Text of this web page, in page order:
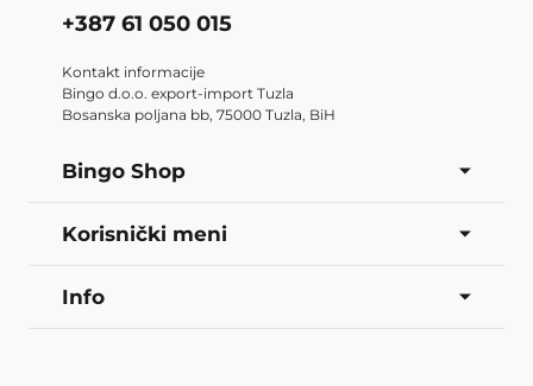
+387 61 050 015
Kontakt informacije
Bingo d.o.o. export-import Tuzla
Bosanska poljana bb, 75000 Tuzla, BiH
Bingo Shop
Korisnički meni
Info